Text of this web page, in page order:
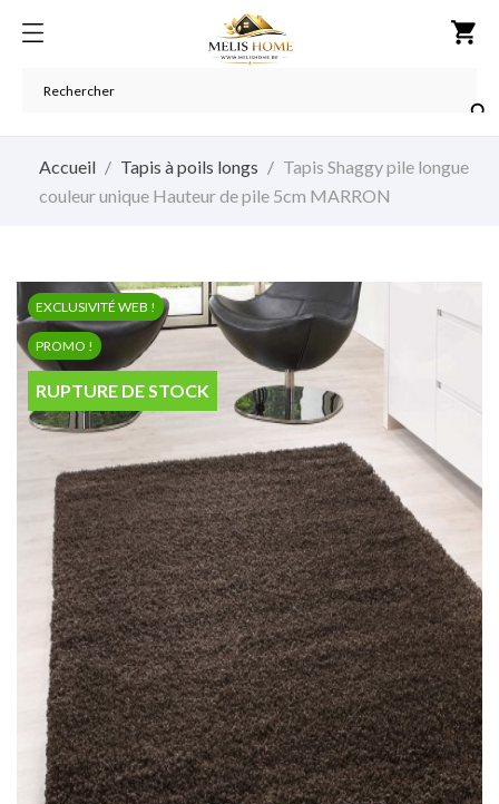
shopping_cart

Accueil Tapis à poils longs
Tapis Shaggy pile longue
couleur unique Hauteur de pile 5cm MARRON
EXCLUSIVITÉ WEB !
PROMO !
RUPTURE DE STOCK